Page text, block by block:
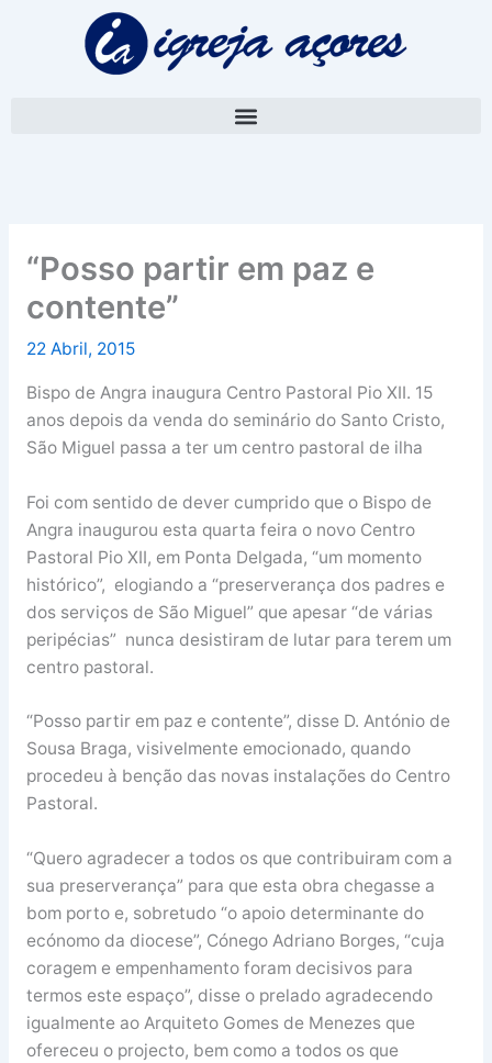
“Posso partir em paz e
contente”
22 Abril, 2015
Bispo de Angra inaugura Centro Pastoral Pio XII. 15
anos depois da venda do seminário do Santo Cristo,
São Miguel passa a ter um centro pastoral de ilha
Foi com sentido de dever cumprido que o Bispo de
Angra inaugurou esta quarta feira o novo Centro
Pastoral Pio XII, em Ponta Delgada, “um momento
histórico”, elogiando a “preserverança dos padres e
dos serviços de São Miguel” que apesar “de várias
peripécias” nunca desistiram de lutar para terem um
centro pastoral.
“Posso partir em paz e contente”, disse D. António de
Sousa Braga, visivelmente emocionado, quando
procedeu à benção das novas instalações do Centro
Pastoral.
“Quero agradecer a todos os que contribuiram com a
sua preserverança” para que esta obra chegasse a
bom porto e, sobretudo “o apoio determinante do
ecónomo da diocese”, Cónego Adriano Borges, “cuja
coragem e empenhamento foram decisivos para
termos este espaço”, disse o prelado agradecendo
igualmente ao Arquiteto Gomes de Menezes que
ofereceu o projecto, bem como a todos os que